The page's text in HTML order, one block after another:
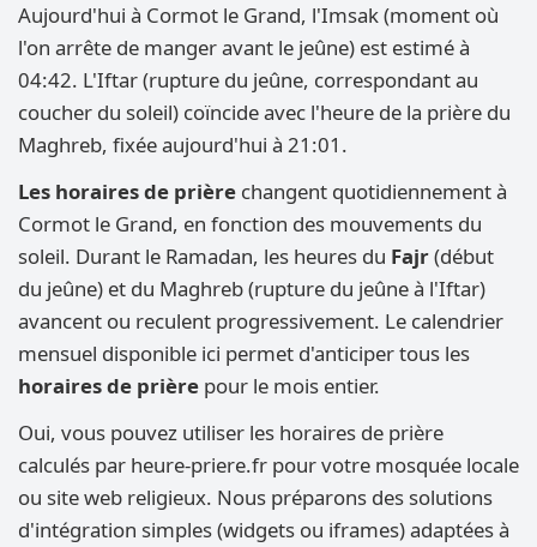
Aujourd'hui à Cormot le Grand, l'Imsak (moment où
l'on arrête de manger avant le jeûne) est estimé à
04:42. L'Iftar (rupture du jeûne, correspondant au
coucher du soleil) coïncide avec l'heure de la prière du
Maghreb, fixée aujourd'hui à 21:01.
Les horaires de prière changent quotidiennement à
Cormot le Grand, en fonction des mouvements du
soleil. Durant le Ramadan, les heures du Fajr(début
du jeûne) et du Maghreb (rupture du jeûne à l'Iftar)
avancent ou reculent progressivement. Le calendrier
mensuel disponible ici permet d'anticiper tous les
horaires de prière pour le mois entier.
Oui, vous pouvez utiliser les horaires de prière
calculés par heure-priere.fr pour votre mosquée locale
ou site web religieux. Nous préparons des solutions
d'intégration simples (widgets ou iframes) adaptées à